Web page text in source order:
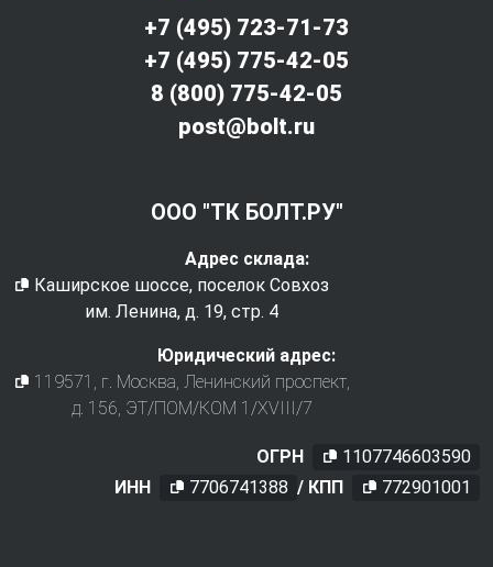
+7 (495) 723-71-73
+7 (495) 775-42-05
8 (800) 775-42-05
post@bolt.ru
ООО "ТК БОЛТ.РУ"
Адрес склада:
Каширское шоссе, поселок Совхоз
им. Ленина, д. 19, стр. 4
Юридический адрес:
119571 , г. Москва, Ленинский проспект,
д. 156, ЭТ/ПОМ/КОМ 1/XVIII/7
ОГРН
1107746603590
ИНН
7706741388 / КПП 772901001